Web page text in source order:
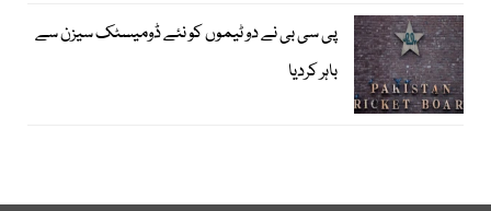
پی سی بی نے دو ٹیموں کو نئے ڈومیسٹک سیزن سے
باہر کردیا